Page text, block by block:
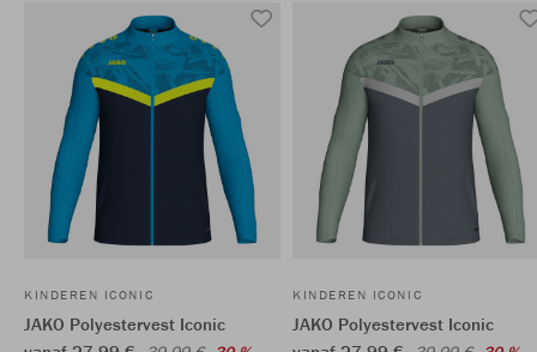
KINDEREN ICONIC
JAKO Polyestervest Iconic
KINDEREN ICONIC
JAKO Polyestervest Iconic